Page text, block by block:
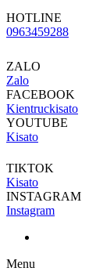
HOTLINE
0963459288
ZALO
Zalo
FACEBOOK
Kientruckisato
YOUTUBE
Kisato
TIKTOK
Kisato
INSTAGRAM
Instagram
Menu